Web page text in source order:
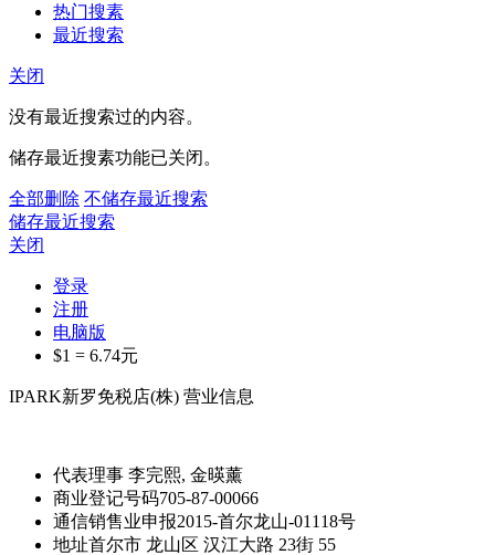
热门搜素
最近搜索
关闭
没有最近搜索过的内容。
储存最近搜素功能已关闭。
全部删除 不储存最近搜索
储存最近搜索
关闭
登录
注册
电脑版
$1 = 6.74元
IPARK新罗免税店(株) 营业信息
代表理事 李完熙, 金暎薰
商业登记号码705-87-00066
通信销售业申报2015-首尔龙山-01118号
地址首尔市 龙山区 汉江大路 23街 55